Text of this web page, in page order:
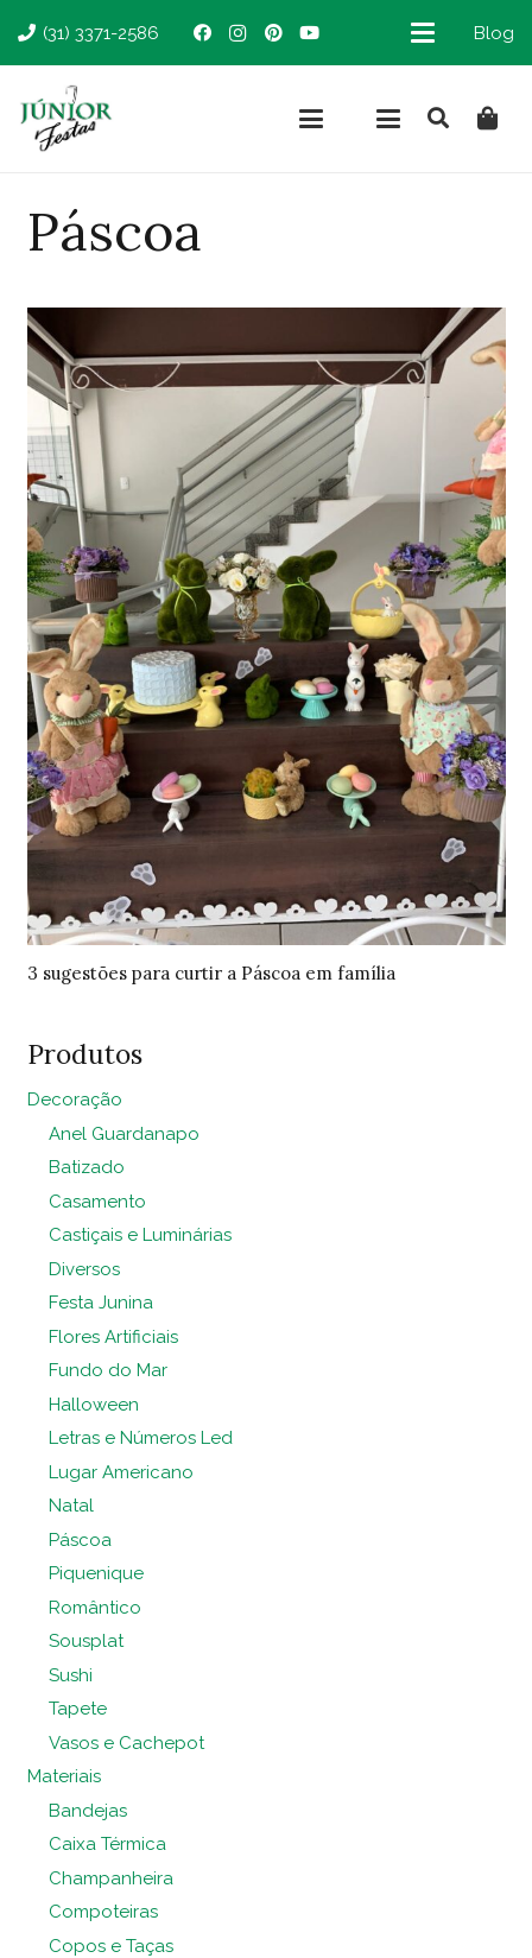
(31) 3371-2586 Blog
Páscoa
3 sugestões para curtir a Páscoa em família
Produtos
Decoração
Anel Guardanapo
Batizado
Casamento
Castiçais e Luminárias
Diversos
Festa Junina
Flores Artificiais
Fundo do Mar
Halloween
Letras e Números Led
Lugar Americano
Natal
Páscoa
Piquenique
Romântico
Sousplat
Sushi
Tapete
Vasos e Cachepot
Materiais
Bandejas
Caixa Térmica
Champanheira
Compoteiras
Copos e Taças